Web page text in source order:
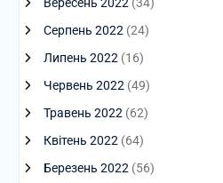
Серпень 2022 (24)
Липень 2022 (16)
Червень 2022 (49)
Травень 2022 (62)
Квітень 2022 (64)
Березень 2022 (56)